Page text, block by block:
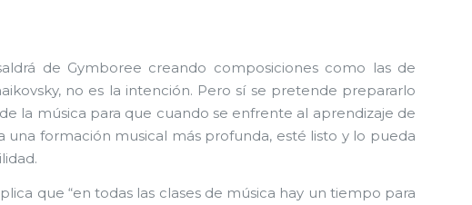
de Gymboree creando composiciones como las de
no es la intención. Pero sí se pretende prepararlo
la música para que cuando se enfrente al aprendizaje de
una formación musical más profunda, esté listo y lo pueda
que “en todas las clases de música hay un tiempo para